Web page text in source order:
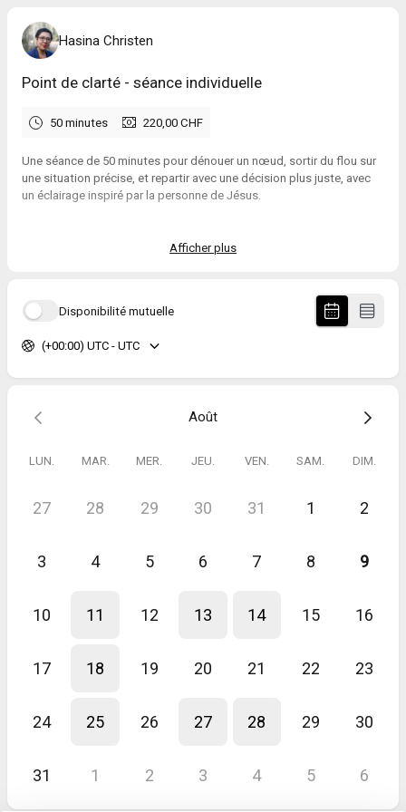
Hasina Christen
Point de clarté - séance individuelle
50 minutes 220,00 CHF
Une séance de 50 minutes pour dénouer un nœud, sortir du flou sur
une situation précise, et repartir avec une décision plus juste, avec
un éclairage inspiré par la personne de Jésus.
Afficher plus
Disponibilité mutuelle
(+00:00) UTC - UTC
Août
LUN. MAR. MER. JEU. VEN. SAM. DIM.
27 28 29 30 31 1 2
3 4 5 6 7 8 9
10 11 12 13 14 15 16
17 18 19 20 21 22 23
24 25 26 27 28 29 30
31 1 2 3 4 5 6